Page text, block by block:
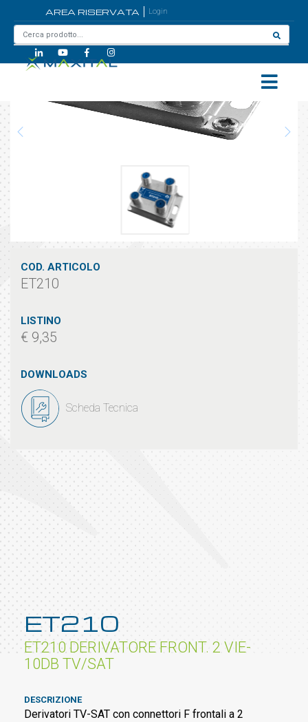
AREA RISERVATA Login
ET210
COD. ARTICOLO
ET210
LISTINO
€ 9,35
DOWNLOADS
Scheda Tecnica
ET210
ET210 DERIVATORE FRONT. 2 VIE-
10DB TV/SAT
DESCRIZIONE
Derivatori TV-SAT con connettori F frontali a 2